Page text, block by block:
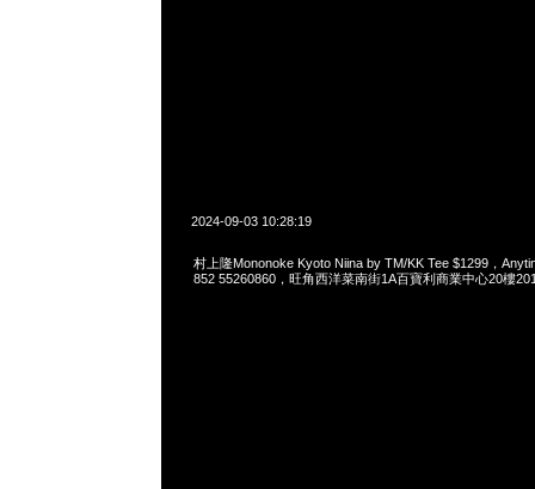
2024-09-03 10:28:19
村上隆Mononoke Kyoto Niina by TM/KK Tee $1299，
852 55260860，旺角西洋菜南街1A百寶利商業中心20樓